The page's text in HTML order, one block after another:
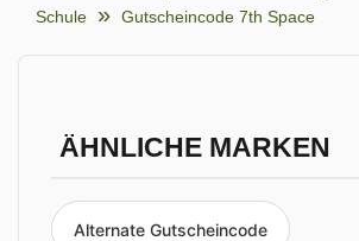
Schule
Gutscheincode 7th Space
ÄHNLICHE MARKEN
Alternate Gutscheincode